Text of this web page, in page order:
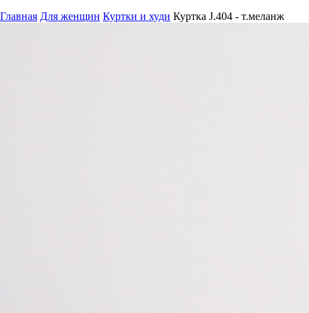
Главная Для женщин Куртки и худи Куртка J.404 - т.меланж